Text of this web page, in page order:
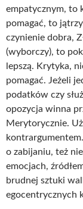
empatycznym, to
pomagać, to
czynienie dobra,
(wyborczy), to
lepszą. Krytyka,
pomagać. Jeżeli
podatków czy
opozycja winna
Merytorycznie.
o zabijaniu, też
emocjach,
brudnej sztuki
egocentrycznych